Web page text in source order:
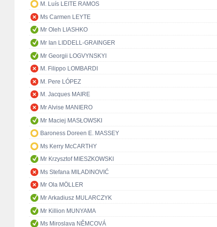
M. Luís LEITE RAMOS
Ms Carmen LEYTE
Mr Oleh LIASHKO
Mr Ian LIDDELL-GRAINGER
Mr Georgii LOGVYNSKYI
M. Filippo LOMBARDI
M. Pere LÓPEZ
M. Jacques MAIRE
Mr Alvise MANIERO
Mr Maciej MASŁOWSKI
Baroness Doreen E. MASSEY
Ms Kerry McCARTHY
Mr Krzysztof MIESZKOWSKI
Ms Stefana MILADINOVIĆ
Mr Ola MÖLLER
Mr Arkadiusz MULARCZYK
Mr Killion MUNYAMA
Ms Miroslava NĚMCOVÁ